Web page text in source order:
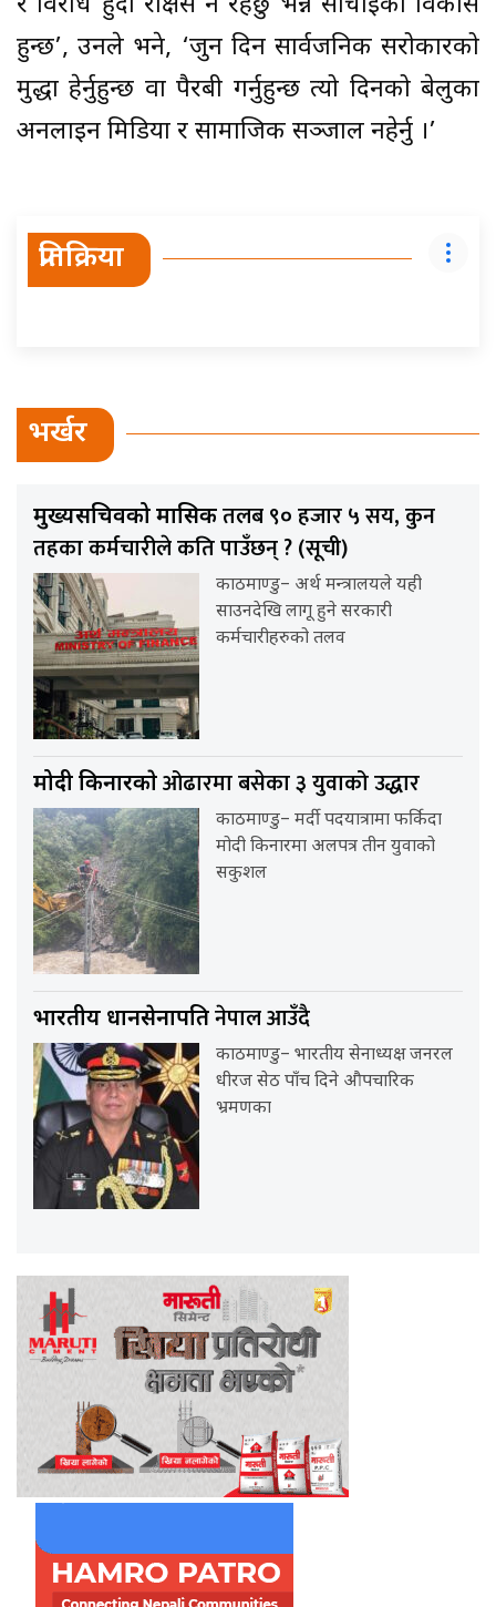
हुन्छ’, उनले भने, ‘जुन दिन सार्वजनिक सरोकारको
मुद्धा हेर्नुहुन्छ वा पैरबी गर्नुहुन्छ त्यो दिनको बेलुका
अनलाइन मिडिया र सामाजिक सञ्जाल नहेर्नु ।’
प्रतिक्रिया
भर्खर
मुख्यसचिवको मासिकतलब ९० हजार ५ सय, कुन
तहका कर्मचारीले कति पाउँछन् ? (सूची)
काठमाण्डु– अर्थ मन्त्रालयले यही
साउनदेखि लागू हुने सरकारी
कर्मचारीहरुको तलव
मोदी किनारकाेओढारमा बसेका ३ युवाको उद्धार
काठमाण्डु– मर्दी पदयात्रामा फर्किदा
मोदी किनारमा अलपत्र तीन युवाको
सकुशल
भारतीय प्रधानसेनापतिनेपाल आउँदै
काठमाण्डु– भारतीय सेनाध्यक्ष जनरल
धीरज सेठ पाँच दिने औपचारिक
भ्रमणका